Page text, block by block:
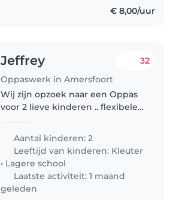
€ 8,00/uur
Jeffrey
Oppaswerk in Amersfoort
32
Wij zijn opzoek naar een Oppas
voor 2 lieve kinderen .. flexibele
uitschot en en avond. We
zoeken iemand die in de buurt
woont zodat het makkelijk te
regelen..
Aantal kinderen: 2
Leeftijd van kinderen: Kleuter
• Lagere school
Laatste activiteit: 1 maand
geleden